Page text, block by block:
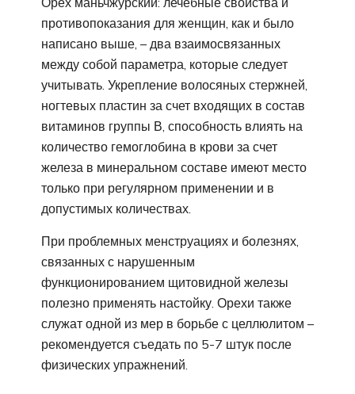
противопоказания для женщин, как и было
написано выше, – два взаимосвязанных
между собой параметра, которые следует
учитывать. Укрепление волосяных стержней,
ногтевых пластин за счет входящих в состав
витаминов группы В, способность влиять на
количество гемоглобина в крови за счет
железа в минеральном составе имеют место
только при регулярном применении и в
допустимых количествах.
При проблемных менструациях и болезнях,
связанных с нарушенным
функционированием щитовидной железы
полезно применять настойку. Орехи также
служат одной из мер в борьбе с целлюлитом –
рекомендуется съедать по 5-7 штук после
физических упражнений.